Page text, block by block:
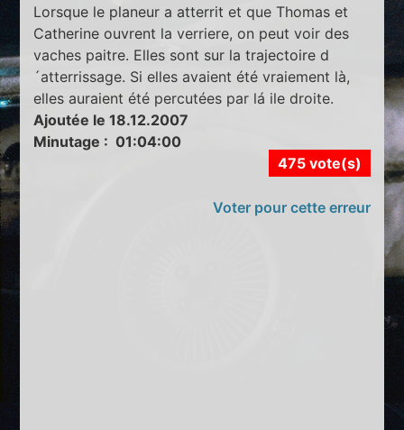
Lorsque le planeur a atterrit et que Thomas et
Catherine ouvrent la verriere, on peut voir des
vaches paitre. Elles sont sur la trajectoire d
´atterrissage. Si elles avaient été vraiement là,
elles auraient été percutées par lá ile droite.
Ajoutée le 18.12.2007
Minutage : 01:04:00
475 vote(s)
Voter pour cette erreur